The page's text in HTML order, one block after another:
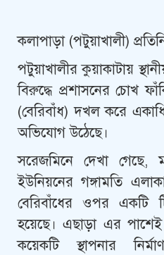
কলাপাড়া (পটুয়াখালী)
পটুয়াখালীর কুয়াকাটায়
বিরুদ্ধে প্রশাসনের চোখ
(বেরিবাঁধ) দখল করে
অভিযোগ উঠেছে।
সরেজমিনে দেখা গেছে,
ইউনিয়নের গঙ্গামতি
বেরিবাঁধের ওপর একটি
হয়েছে। এছাড়া এর
কয়েকটি স্থাপনার